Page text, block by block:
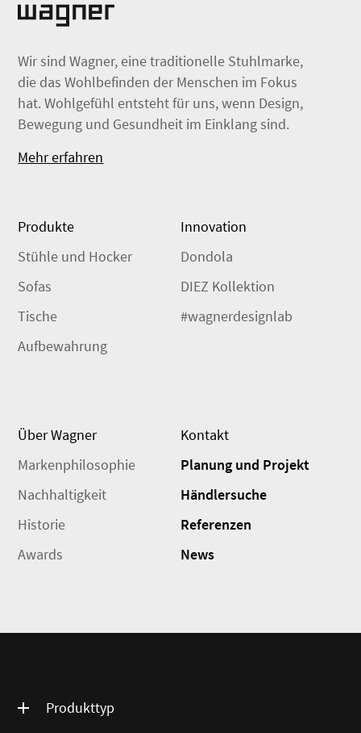
Wir sind Wagner, eine traditionelle Stuhlmarke,
die das Wohlbefinden der Menschen im Fokus
hat. Wohlgefühl entsteht für uns, wenn Design,
Bewegung und Gesundheit im Einklang sind.
Mehr erfahren
Produkte
Stühle und Hocker
Sofas
Tische
Aufbewahrung
Innovation
Dondola
DIEZ Kollektion
#wagnerdesignlab
Über Wagner
Markenphilosophie
Nachhaltigkeit
Historie
Awards
Kontakt
Planung und Projekt
Händlersuche
Referenzen
News
Produkttyp